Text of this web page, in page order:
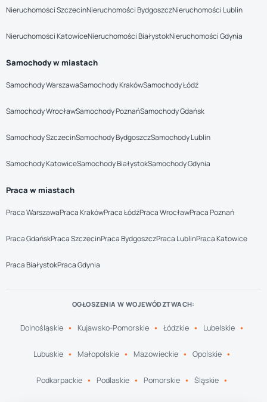
Nieruchomości SzczecinNieruchomości BydgoszczNieruchomości Lublin
Nieruchomości KatowiceNieruchomości BiałystokNieruchomości Gdynia
Samochody w miastach
Samochody WarszawaSamochody KrakówSamochody Łódź
Samochody WrocławSamochody PoznańSamochody Gdańsk
Samochody SzczecinSamochody BydgoszczSamochody Lublin
Samochody KatowiceSamochody BiałystokSamochody Gdynia
Praca w miastach
Praca WarszawaPraca KrakówPraca ŁódźPraca WrocławPraca Poznań
Praca GdańskPraca SzczecinPraca BydgoszczPraca LublinPraca Katowice
Praca BiałystokPraca Gdynia
OGŁOSZENIA W WOJEWÓDZTWACH:
Dolnośląskie Kujawsko-Pomorskie Łódzkie Lubelskie
Lubuskie Małopolskie Mazowieckie Opolskie
Podkarpackie Podlaskie Pomorskie Śląskie